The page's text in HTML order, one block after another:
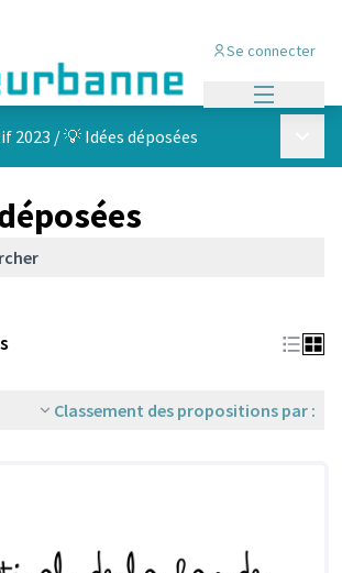
Se connecter
2023 /💡 Idées déposées
Classement des propositions par :